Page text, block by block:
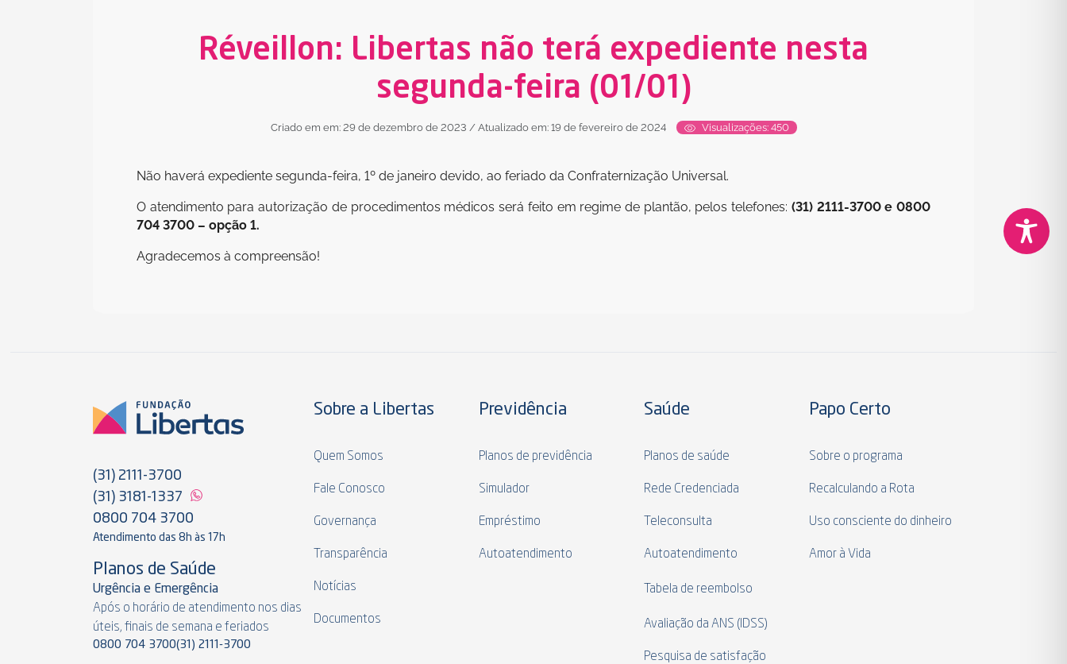
Réveillon: Libertas não terá expediente nesta
segunda-feira (01/01)
Criado em em: 29 de dezembro de 2023 / Atualizado em: 19 de fevereiro de 2024 Visualizações: 450
Não haverá expediente segunda-feira, 1º de janeiro devido, ao feriado da Confraternização Universal.
O atendimento para autorização de procedimentos médicos será feito em regime de plantão, pelos telefones: (31) 2111-3700 e 0800
704 3700 – opção 1.
Agradecemos à compreensão!
(31) 2111-3700
(31) 3181-1337
0800 704 3700
Atendimento das 8h às 17h
Planos de Saúde
Urgência e Emergência
Após o horário de atendimento nos dias
úteis, finais de semana e feriados
0800 704 3700(31) 2111-3700
Sobre a Libertas
Quem Somos
Fale Conosco
Governança
Transparência
Notícias
Documentos
Previdência
Planos de previdência
Simulador
Empréstimo
Autoatendimento
Saúde
Planos de saúde
Rede Credenciada
Teleconsulta
Autoatendimento
Tabela de reembolso
Avaliação da ANS (IDSS)
Pesquisa de satisfação
Papo Certo
Sobre o programa
Recalculando a Rota
Uso consciente do dinheiro
Amor à Vida